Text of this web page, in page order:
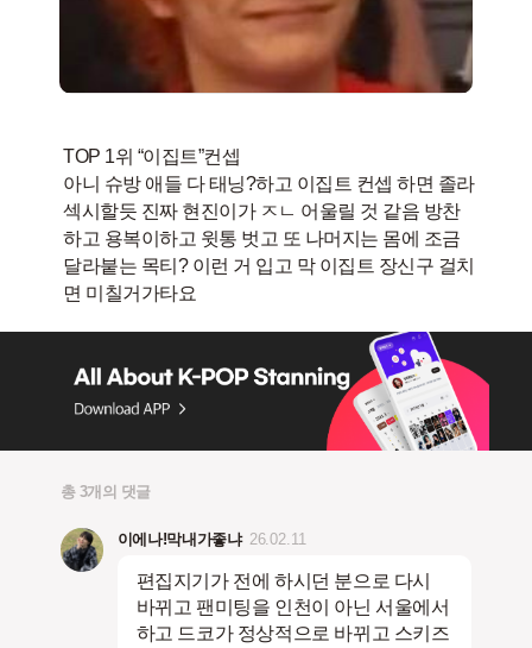
TOP 1위 “이집트”컨셉
아니 슈방 애들 다 태닝?하고 이집트 컨셉 하면 졸라
섹시할듯 진짜 현진이가 ㅈㄴ 어울릴 것 같음 방찬
하고 용복이하고 윗통 벗고 또 나머지는 몸에 조금
달라붙는 목티? 이런 거 입고 막 이집트 장신구 걸치
총 3개의 댓글
이에나!막내가좋냐 26.02.11
편집지기가 전에 하시던 분으로 다시
바뀌고 팬미팅을 인천이 아닌 서울에서
하고 드코가 정상적으로 바뀌고 스키즈